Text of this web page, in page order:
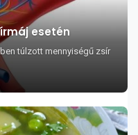
esetén
túlzott mennyiségű zsír